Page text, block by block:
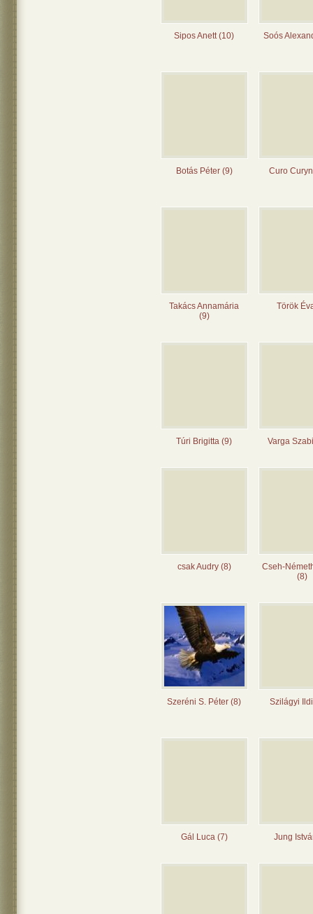
Sipos Anett (10) Soós
Botás Péter (9) Curo
Takács Annamária
(9)
Török
Túri Brigitta (9) Varga
csak Audry (8)
Cseh-
(8)
Szeréni S. Péter (8) Szilágyi
Gál Luca (7) Jung